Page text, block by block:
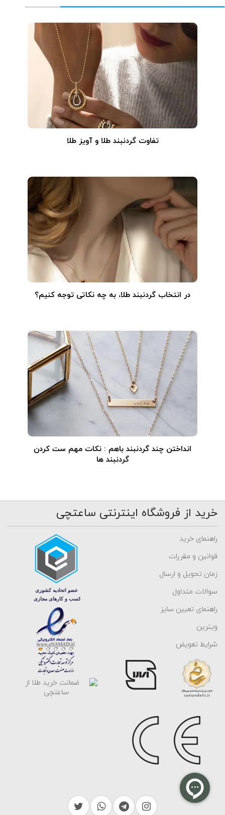
تفاوت گردنبند طلا و آویز طلا
در انتخاب گردنبند طلا‌، به چه نکاتی توجه کنیم؟
انداختن چند گردنبند باهم : نکات مهم ست کردن
گردنبند ها
خرید از فروشگاه اینترنتی ساعتچی
راهنمای خرید
قوانین و مقررات
زمان تحویل و ارسال
سوالات متداول
راهنمای تعیین سایز
ویترین
شرایط تعویض